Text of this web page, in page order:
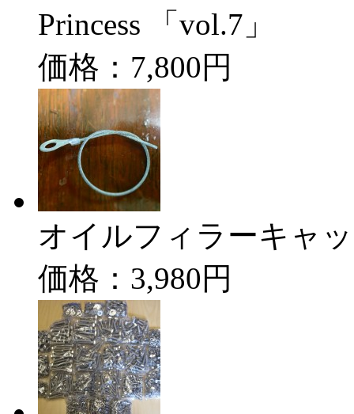
Princess 「vol.7」
価格：7,800円
オイルフィラーキャ
価格：3,980円